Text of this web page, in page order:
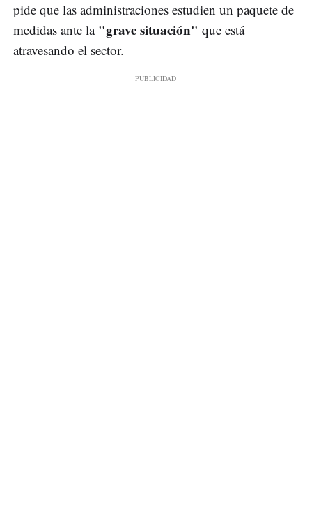
pide que las administraciones estudien un paquete de
medidas ante la "grave situación" que está
atravesando el sector.